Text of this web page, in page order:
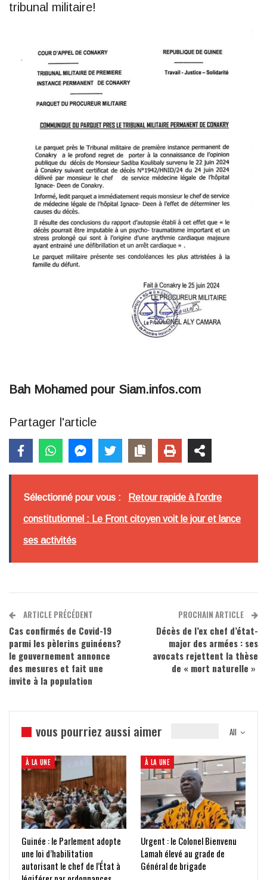
tribunal militaire!
Bah Mohamed pour Siam.infos.com
Partager l'article
Sélectionné pour vous : Retour rapide à l'ordre
constitutionnel : Le Front citoyen voit le jour et lance
ses activités
ARTICLE PRÉCÉDENT
Cas confirmés de Covid-19
parmi les pèlerins guinéens?
le gouvernement annonce
des mesures et fait une
invite à la population
PROCHAIN ARTICLE
Décès de l’ex chef d’état-
major des armées : ses
avocats rejettent la thèse
de « mort naturelle »
All
vous pourriez aussi aimer
À LA UNE
Guinée : le Parlement adopte
une loi d’habilitation
autorisant le chef de l’État à
À LA UNE
Urgent : le Colonel Bienvenu
Lamah élevé au grade de
Général de brigade